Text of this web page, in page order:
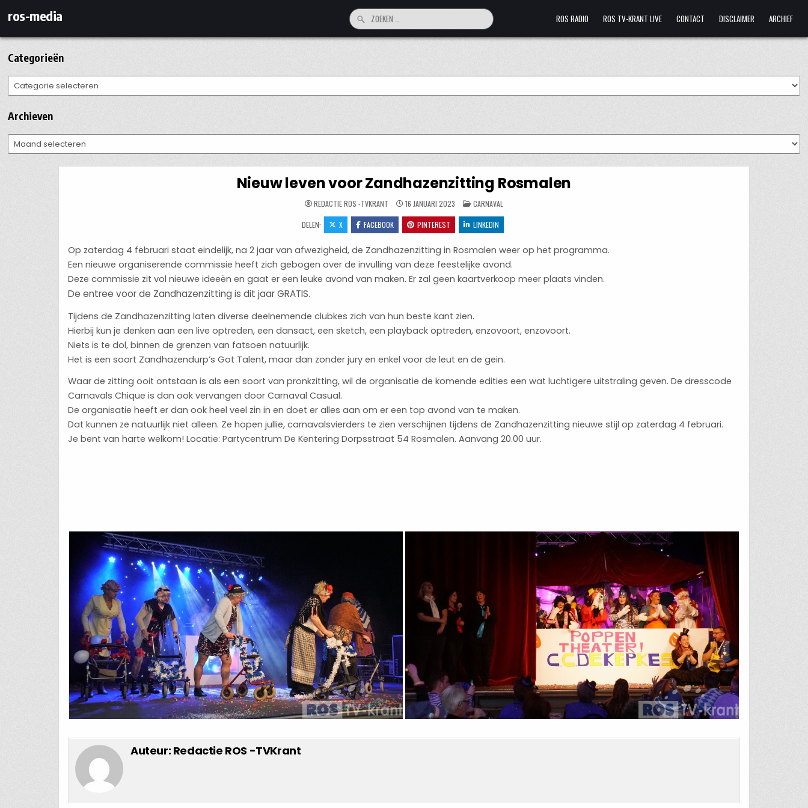
naar
inhoud
ros-media
Zoeken
naar:
ROS RADIO ROS TV-KRANT LIVE CONTACT DISCLAIMER ARCHIEF
Categorieën
Categorieën
Archieven
Archieven
Nieuw leven voor Zandhazenzitting Rosmalen
REDACTIE ROS -TVKRANT 16 JANUARI 2023 GEPLAATST
IN
CARNAVAL
DELEN: X FACEBOOK PINTEREST LINKEDIN
Op zaterdag 4 februari staat eindelijk, na 2 jaar van afwezigheid, de Zandhazenzitting in Rosmalen weer op het programma.
Een nieuwe organiserende commissie heeft zich gebogen over de invulling van deze feestelijke avond.
Deze commissie zit vol nieuwe ideeën en gaat er een leuke avond van maken. Er zal geen kaartverkoop meer plaats vinden.
De entree voor de Zandhazenzitting is dit jaar GRATIS.
Tijdens de Zandhazenzitting laten diverse deelnemende clubkes zich van hun beste kant zien.
Hierbij kun je denken aan een live optreden, een dansact, een sketch, een playback optreden, enzovoort, enzovoort.
Niets is te dol, binnen de grenzen van fatsoen natuurlijk.
Het is een soort Zandhazendurp’s Got Talent, maar dan zonder jury en enkel voor de leut en de gein.
Waar de zitting ooit ontstaan is als een soort van pronkzitting, wil de organisatie de komende edities een wat luchtigere uitstraling geven. De dresscode
Carnavals Chique is dan ook vervangen door Carnaval Casual.
De organisatie heeft er dan ook heel veel zin in en doet er alles aan om er een top avond van te maken.
Dat kunnen ze natuurlijk niet alleen. Ze hopen jullie, carnavalsvierders te zien verschijnen tijdens de Zandhazenzitting nieuwe stijl op zaterdag 4 februari.
Je bent van harte welkom! Locatie: Partycentrum De Kentering Dorpsstraat 54 Rosmalen. Aanvang 20.00 uur.
Auteur: Redactie ROS -TVKrant